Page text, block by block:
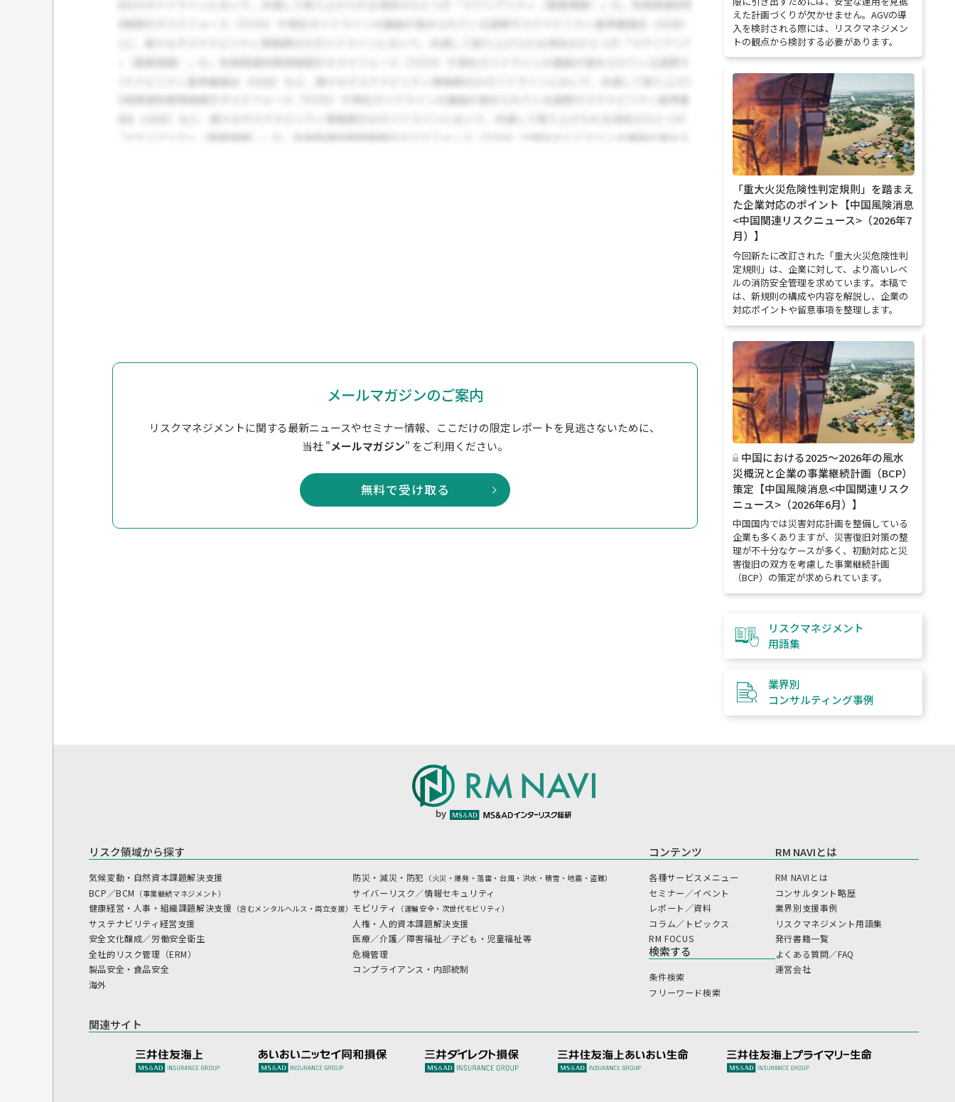
メールマガジンのご案内
リスクマネジメントに関する最新ニュースやセミナー情報、ここだけの限定レポートを見逃さないために、
当社 "メールマガジン" をご利用ください。
無料で受け取る
えた計画づくりが欠かせません。AGVの導
入を検討される際には、リスクマネジメン
トの観点から検討する必要があります。
「重大火災危険性判定規則」を踏まえ
た企業対応のポイント【中国風険消息
<中国関連リスクニュース>（2026年7
月）】
今回新たに改訂された「重大火災危険性判
定規則」は、企業に対して、より高いレベ
ルの消防安全管理を求めています。本稿で
は、新規則の構成や内容を解説し、企業の
対応ポイントや留意事項を整理します。
中国における2025～2026年の風水
災概況と企業の事業継続計画（BCP）
策定【中国風険消息<中国関連リスク
ニュース>（2026年6月）】
中国国内では災害対応計画を整備している
企業も多くありますが、災害復旧対策の整
理が不十分なケースが多く、初動対応と災
害復旧の双方を考慮した事業継続計画
（BCP）の策定が求められています。
リスクマネジメント
用語集
業界別
コンサルティング事例
by
リスク領域から探す
気候変動・自然資本課題解決支援
BCP／BCM （事業継続マネジメント）
健康経営・人事・組織課題解決支援 （含むメンタルヘルス・両立支援）
サステナビリティ経営支援
安全文化醸成／労働安全衛生
全社的リスク管理（ERM）
製品安全・食品安全
海外
防災・減災・防犯 （火災・爆発・落雷・台風・洪水・積雪・地震・盗難）
サイバーリスク／情報セキュリティ
モビリティ （運輸安全・次世代モビリティ）
人権・人的資本課題解決支援
医療／介護／障害福祉／子ども・児童福祉等
危機管理
コンプライアンス・内部統制
コンテンツ
各種サービスメニュー
セミナー／イベント
レポート／資料
コラム／トピックス
RM FOCUS
検索する
条件検索
フリーワード検索
RM NAVIとは
RM NAVIとは
コンサルタント略歴
業界別支援事例
リスクマネジメント用語集
発行書籍一覧
よくある質問／FAQ
運営会社
関連サイト